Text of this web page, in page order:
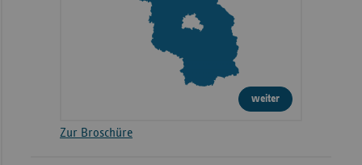
weiter
Zur Broschüre